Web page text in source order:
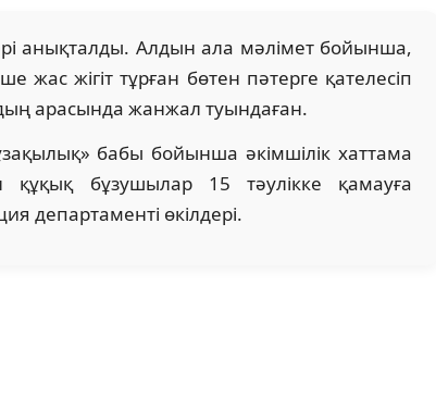
анықталды. Алдын ала мәлімет бойынша,
жас жігіт тұрған бөтен пәтерге қателесіп
арасында жанжал туындаған.
бабы бойынша әкімшілік хаттама
бұзушылар 15 тәулікке қамауға
департаменті өкілдері.